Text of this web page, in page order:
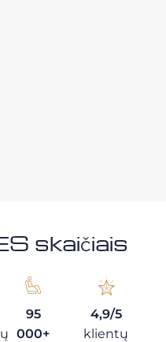
skaičiais
95
000+
4,9/5
klientų